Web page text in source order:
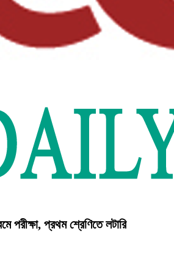
পরীক্ষা, প্রথম শ্রেণিতে লটারি